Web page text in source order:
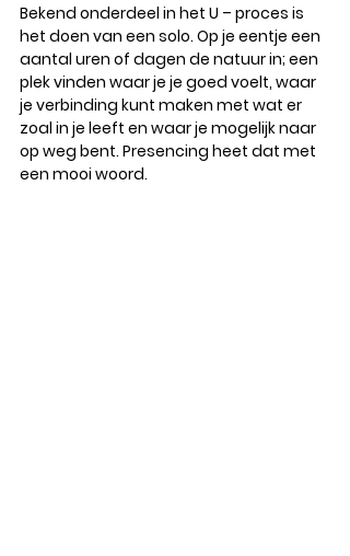
Bekend onderdeel in het U – proces is
het doen van een solo. Op je eentje een
aantal uren of dagen de natuur in; een
plek vinden waar je je goed voelt, waar
je verbinding kunt maken met wat er
zoal in je leeft en waar je mogelijk naar
op weg bent. Presencing heet dat met
een mooi woord.